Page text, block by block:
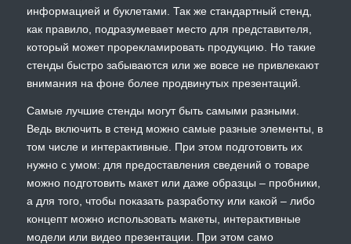
информацией и буклетами. Так же стандартный стенд,
как правило, подразумевает место для представителя,
который может прорекламировать продукцию. Но такие
стенды быстро забываются или же вовсе не привлекают
внимания на фоне более продвинутых презентаций.
Самые лучшие стенды могут быть самыми разными.
Ведь включить в стенд можно самые разные элементы, в
том числе и интерактивные. При этом подготовить их
нужно с умом: для предоставления сведений о товаре
можно подготовить макет или даже образцы – пробники,
а для того, чтобы показать разработку или какой – либо
концепт можно использовать макеты, интерактивные
модели или видео презентации. При этом само